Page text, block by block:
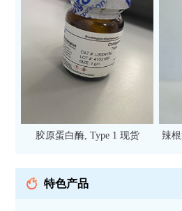
胶原蛋白酶, Type 1 现货
辣
特色产品